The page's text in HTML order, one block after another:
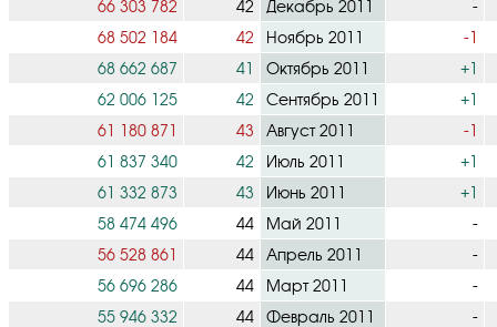
66 303 782
42 Декабрь 2011
-
68 502 184
42 Ноябрь 2011
-1
68 662 687
41 Октябрь 2011
+1
62 006 125
42 Сентябрь 2011
+1
61 180 871
43 Август 2011
-1
61 837 340
42 Июль 2011
+1
61 332 873
43 Июнь 2011
+1
58 474 496
44 Май 2011
-
56 528 861
44 Апрель 2011
-
56 696 286
44 Март 2011
-
55 946 332
44 Февраль 2011
-